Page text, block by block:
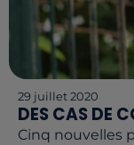
29 juillet 2020
DES CAS DE
Cinq nouvelles